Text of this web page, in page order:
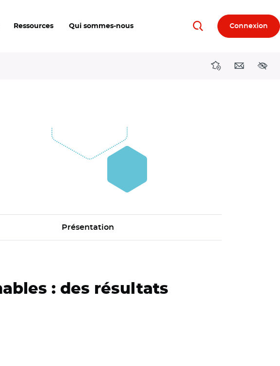
Ressources Qui sommes-nous RechercherConnexion
DirectionsContact
Présentation
: des résultats